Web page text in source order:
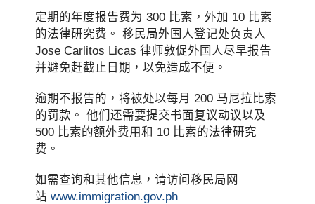
定期的年度报告费为 300 比索，外加 10 比索
的法律研究费。 移民局外国人登记处负责人
Jose Carlitos Licas 律师敦促外国人尽早报告
并避免赶截止日期，以免造成不便。
逾期不报告的，将被处以每月 200 马尼拉比索
的罚款。 他们还需要提交书面复议动议以及
500 比索的额外费用和 10 比索的法律研究
费。
如需查询和其他信息，请访问移民局网
站www.immigration.gov.ph